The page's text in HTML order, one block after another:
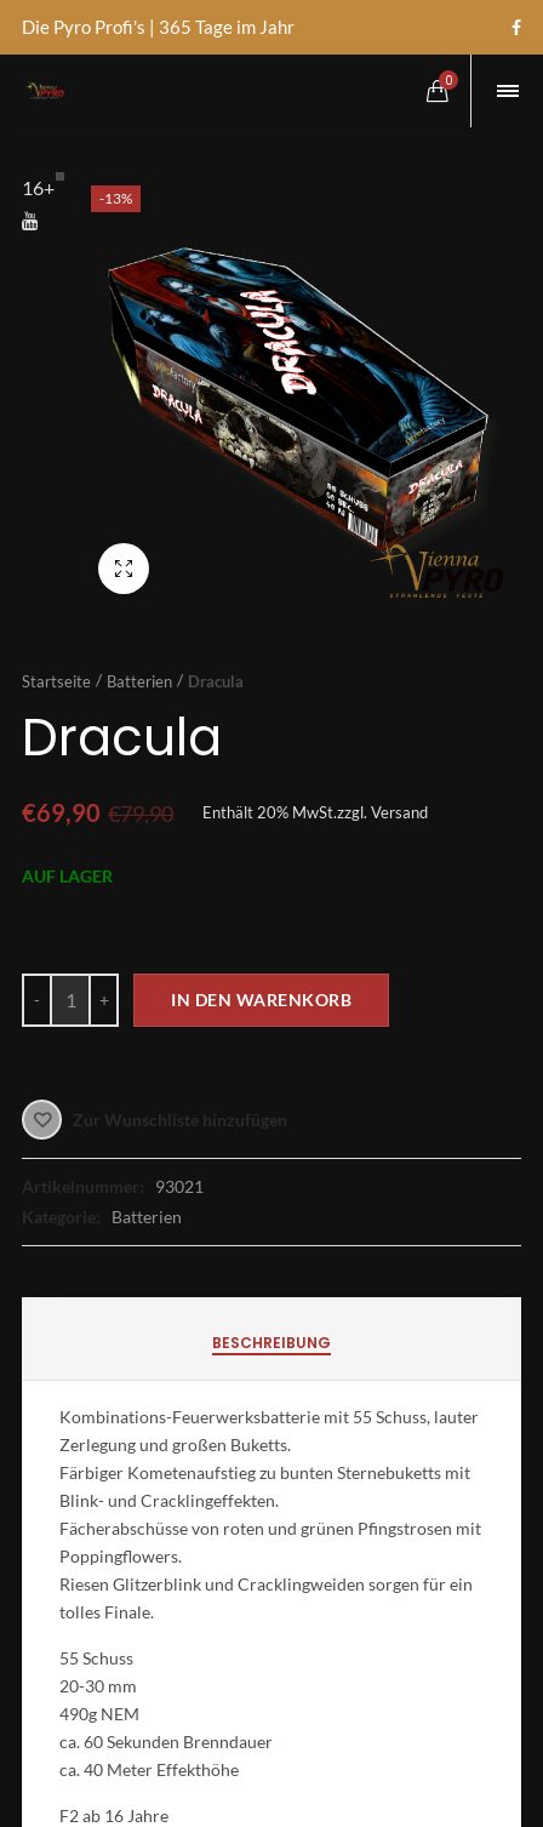
Die Pyro Profi's | 365 Tage im Jahr
0
-13%
16+
Startseite Batterien Dracula
Dracula
€79,90
€69,90 Enthält 20% MwSt.zzgl. Versand
AUF LAGER
IN DEN WARENKORB
Zur Wunschliste hinzufügen
Artikelnummer:
93021
Kategorie:
Batterien
BESCHREIBUNG
Kombinations-Feuerwerksbatterie mit 55 Schuss, lauter
Zerlegung und großen Buketts.
Färbiger Kometenaufstieg zu bunten Sternebuketts mit
Blink- und Cracklingeffekten.
Fächerabschüsse von roten und grünen Pfingstrosen mit
Poppingflowers.
Riesen Glitzerblink und Cracklingweiden sorgen für ein
tolles Finale.
55 Schuss
20-30 mm
490g NEM
ca. 60 Sekunden Brenndauer
ca. 40 Meter Effekthöhe
F2 ab 16 Jahre